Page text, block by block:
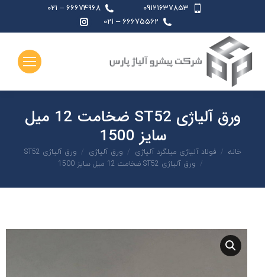
09121637853
66674968 – 021
66675562 – 021
page
ورق آلیاژی ST52 ضخامت 12 میل
سایز 1500
شما اینجا هستید:
خانه فولاد آلیاژی میلگرد آلیاژی ورق آلیاژی
ورق آلیاژی ST52
ورق آلیاژی ST52 ضخامت 12 میل سایز 1500